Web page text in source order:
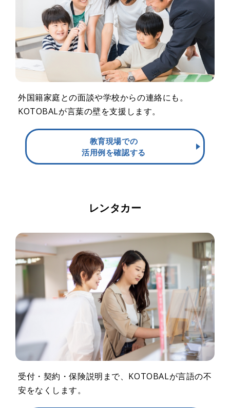
外国籍家庭との面談や学校からの連絡にも。
KOTOBALが言葉の壁を支援します。
教育現場での
活用例を確認する
レンタカー
受付・契約・保険説明まで、KOTOBALが言語の不
安をなくします。